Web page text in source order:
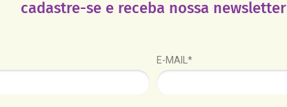
cadastre-se e receba nossa newsletter
E-MAIL*